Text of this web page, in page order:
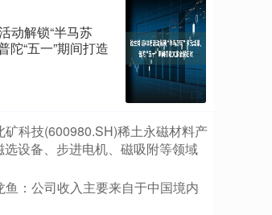
动解锁“半马苏
陀“五一”期间打造
矿科技(600980.SH)稀土永磁材料产
设备、步进电机、磁吸附等领域
鱼：公司收入主要来自于中国境内